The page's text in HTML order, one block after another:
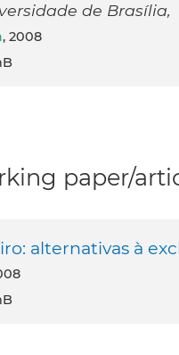
de Brasília,
, 2008
paper/
alternativas à